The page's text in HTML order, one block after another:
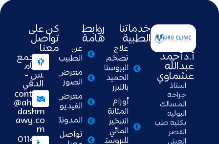
أ.د أحمد
عبدالله
عشماوي
استاذ
جراحه
المسالك
البوليه
بكليه طب
القصر
خدماتنا
الطبية
علاج
تضخم
البروستاتا
الحميد
بالليزر
أورام
المثانة
التبخير
المائي
للبروستاتا
روابط
هامة
عن
الطبيب
معرض
الصور
معرض
الفيديو
المدونة
تواصل
كن على
تواصل
معنا
التجمع
الخام
س -
الدقي
contact
@ahme
dashm
awy.co
m
01148